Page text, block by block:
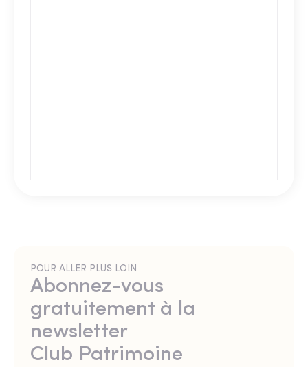
POUR ALLER PLUS LOIN
Abonnez-vous
gratuitement à la
newsletter
Club Patrimoine